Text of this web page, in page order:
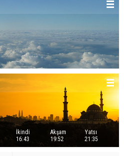
İkindi
16:43
Akşam
19:52
Yatsı
21:35